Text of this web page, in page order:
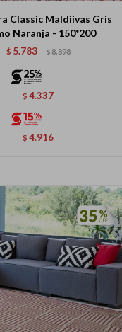
Classic Maldiivas Gris
Naranja - 150*200
$ 5.783 $8.898
$ 4.337
$ 4.916